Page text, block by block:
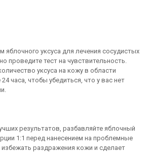
яблочного уксуса для лечения сосудистых
проведите тест на чувствительность.
уксуса на кожу в области
часа, чтобы убедиться, что у вас нет
результатов, разбавляйте яблочный
1:1 перед нанесением на проблемные
раздражения кожи и сделает